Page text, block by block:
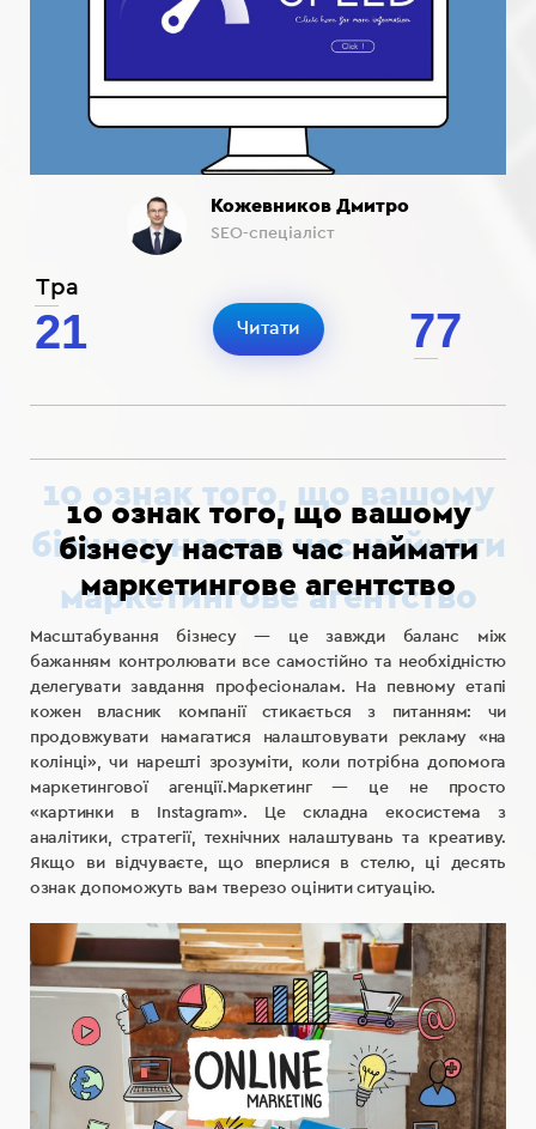
Тра
21 77
Кожевников Дмитро
SEO-спеціаліст
Читати
10 ознак того, що вашому
бізнесу настав час наймати
маркетингове агентство
Масштабування бізнесу — це завжди баланс між
бажанням контролювати все самостійно та необхідністю
делегувати завдання професіоналам. На певному етапі
кожен власник компанії стикається з питанням: чи
продовжувати намагатися налаштовувати рекламу «на
колінці», чи нарешті зрозуміти, коли потрібна допомога
маркетингової агенції.Маркетинг — це не просто
«картинки в Instagram». Це складна екосистема з
аналітики, стратегії, технічних налаштувань та креативу.
Якщо ви відчуваєте, що вперлися в стелю, ці десять
ознак допоможуть вам тверезо оцінити ситуацію.